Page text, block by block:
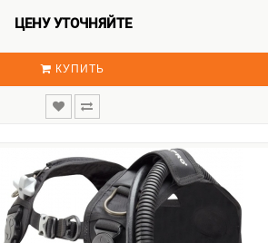
ЦЕНУ УТОЧНЯЙТЕ
КУПИТЬ